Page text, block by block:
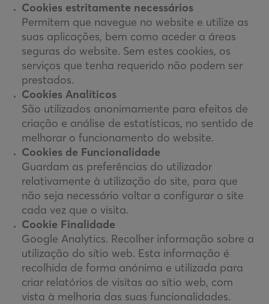
Cookies estritamente necessários
Permitem que navegue no website e utilize as
suas aplicações, bem como aceder a áreas
seguras do website. Sem estes cookies, os
serviços que tenha requerido não podem ser
prestados.
Cookies Analíticos
São utilizados anonimamente para efeitos de
criação e análise de estatísticas, no sentido de
melhorar o funcionamento do website.
Cookies de Funcionalidade
Guardam as preferências do utilizador
relativamente à utilização do site, para que
não seja necessário voltar a configurar o site
cada vez que o visita.
Cookie Finalidade
Google Analytics. Recolher informação sobre a
utilização do sítio web. Esta informação é
recolhida de forma anónima e utilizada para
criar relatórios de visitas ao sítio web, com
vista à melhoria das suas funcionalidades.